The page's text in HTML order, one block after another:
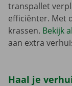
transpallet
efficiënter. Met
krassen. Bekijk
aan extra
Haal je